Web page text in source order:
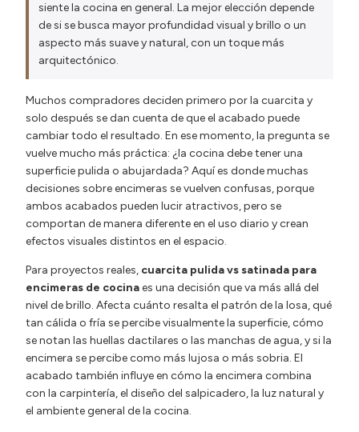
siente la cocina en general. La mejor elección depende
de si se busca mayor profundidad visual y brillo o un
aspecto más suave y natural, con un toque más
arquitectónico.
Muchos compradores deciden primero por la cuarcita y
solo después se dan cuenta de que el acabado puede
cambiar todo el resultado. En ese momento, la pregunta se
vuelve mucho más práctica: ¿la cocina debe tener una
superficie pulida o abujardada? Aquí es donde muchas
decisiones sobre encimeras se vuelven confusas, porque
ambos acabados pueden lucir atractivos, pero se
comportan de manera diferente en el uso diario y crean
efectos visuales distintos en el espacio.
Para proyectos reales, cuarcita pulida vs satinada para
encimeras de cocinaes una decisión que va más allá del
nivel de brillo. Afecta cuánto resalta el patrón de la losa, qué
tan cálida o fría se percibe visualmente la superficie, cómo
se notan las huellas dactilares o las manchas de agua, y si la
encimera se percibe como más lujosa o más sobria. El
acabado también influye en cómo la encimera combina
con la carpintería, el diseño del salpicadero, la luz natural y
el ambiente general de la cocina.